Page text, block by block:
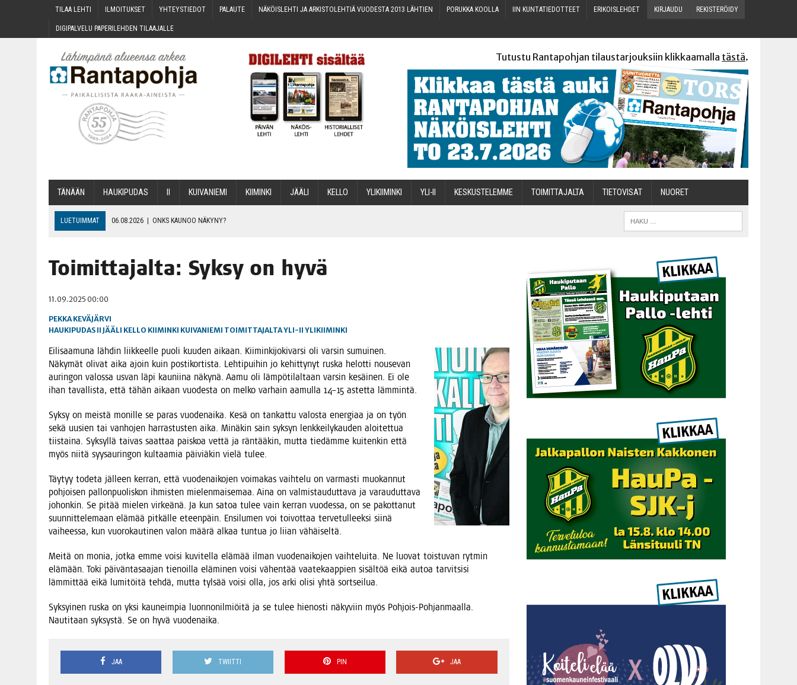
TILAA LEH­TI ILMOI­TUK­SET YHTEYS­TIE­DOT PALAU­TE NÄKÖIS­LEH­TI JA ARKIS­TO­LEH­TIÄ VUO­DES­TA 2013 LÄHTIEN PORUK­KA KOOLLA IIN KUN­TA­TIE­DOT­TEET ERI­KOIS­LEH­DET KIR­JAU­DU REKIS­TE­RÖI­DY
DIGI­PAL­VE­LU PAPE­RI­LEH­DEN TILAAJALLE
Tutustu Rantapohjan tilaustarjouksiin klikkaamalla tästä.
TÄNÄÄN HAU­KI­PU­DAS KUI­VA­NIE­MI KII­MIN­KI JÄÄ­LI KEL­LO YLI­KII­MIN­KI YLI-II KES­KUS­TE­LEM­ME TOI­MIT­TA­JAL­TA TIETOVISAT NUO­RET
LUETUIMMAT 06.08.2026 | ONKS KAU­NOO NÄKYNY?
06.08.2026 | OPIN­TOI­HIN KAN­SA­LAIS­OPIS­TOS­SA VOI SAA­DA AVUSTUSTA
TOI­VEI­DEN KOTI IISTÄ!
06.08.2026 | KII­MIN­KI­PÄI­VÄT JÄR­JES­TE­TÄÄN PERIN­TEI­TÄ KUNNIOITTAEN
Toi­mit­ta­jal­ta: Syk­sy on hyvä
11.09.2025 00:00
PEKKA KEVÄJÄRVI
HAUKIPUDAS II JÄÄLI KELLO KIIMINKI KUIVANIEMI TOIMITTAJALTAYLI-II YLIKIIMINKI
Eili­saa­mu­na läh­din liik­keel­le puo­li kuu­den aikaan. Kii­min­ki­jo­ki­var­si oli var­sin sumui­nen.
Näky­mät oli­vat aika ajoin kuin pos­ti­kor­tis­ta. Leh­ti­pui­hin jo kehit­ty­nyt rus­ka helot­ti nouse­van
aurin­gon valos­sa usvan läpi kau­nii­na näky­nä. Aamu oli läm­pö­ti­lal­taan var­sin kesäi­nen. Ei ole
ihan taval­lis­ta, että tähän aikaan vuo­des­ta on mel­ko var­hain aamul­la 14–15 astet­ta lämmintä.
Syk­sy on meis­tä monil­le se paras vuo­den­ai­ka. Kesä on tan­kat­tu valos­ta ener­gi­aa ja on työn
sekä uusien tai van­ho­jen har­ras­tus­ten aika. Minä­kin sain syk­syn lenk­kei­ly­kau­den aloi­tet­tua
tiis­tai­na. Syk­syl­lä tai­vas saat­taa pais­koa vet­tä ja rän­tää­kin, mut­ta tie­däm­me kui­ten­kin että
myös nii­tä syy­sau­rin­gon kul­taa­mia päi­viä­kin vie­lä tulee.
Täy­tyy tode­ta jäl­leen ker­ran, että vuo­de­nai­ko­jen voi­ma­kas vaih­te­lu on var­mas­ti muo­kan­nut
poh­joi­sen pal­lon­puo­lis­kon ihmis­ten mie­len­mai­se­maa. Aina on val­mis­tau­dut­ta­va ja varau­dut­ta­va
johon­kin. Se pitää mie­len vir­keä­nä. Ja kun satoa tulee vain ker­ran vuo­des­sa, on se pakot­ta­nut
suun­nit­te­le­maan elä­mää pit­käl­le eteen­päin. Ensi­lu­men voi toi­vot­taa ter­ve­tul­leek­si sii­nä
vai­hees­sa, kun vuo­ro­kau­ti­nen valon mää­rä alkaa tun­tua jo lii­an vähäiseltä.
Mei­tä on monia, jot­ka emme voi­si kuvi­tel­la elä­mää ilman vuo­de­nai­ko­jen vaih­te­lui­ta. Ne luo­vat tois­tu­van ryt­min
elä­mään. Toki päi­vän­ta­saa­jan tie­noil­la elä­mi­nen voi­si vähen­tää vaa­te­kaap­pien sisäl­töä eikä autoa tar­vit­si­si
läm­mit­tää eikä lumi­töi­tä teh­dä, mut­ta tyl­sää voi­si olla, jos arki oli­si yhtä sortseilua.
Syk­syi­nen rus­ka on yksi kau­neim­pia luon­no­nil­miöi­tä ja se tulee hie­nos­ti näky­viin myös Poh­jois-Poh­jan­maal­la.
Nau­ti­taan syk­sys­tä. Se on hyvä vuodenaika.
JAA TWIITTI PIN JAA